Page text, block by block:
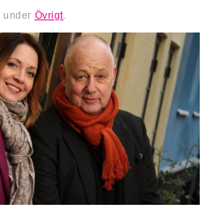
under Övrigt.